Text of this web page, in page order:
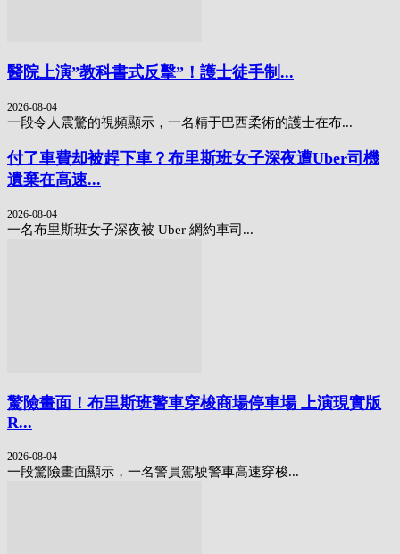
醫院上演”教科書式反擊”！護士徒手制...
2026-08-04
一段令人震驚的視頻顯示，一名精于巴西柔術的護士在布...
付了車費却被趕下車？布里斯班女子深夜遭Uber司機
遺棄在高速...
2026-08-04
一名布里斯班女子深夜被 Uber 網約車司...
驚險畫面！布里斯班警車穿梭商場停車場 上演現實版
R...
2026-08-04
一段驚險畫面顯示，一名警員駕駛警車高速穿梭...